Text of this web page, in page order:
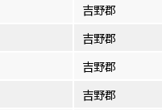
吉野郡
吉野郡
吉野郡
吉野郡